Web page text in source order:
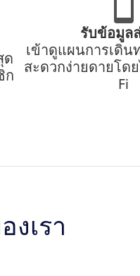
ด
ก
รับข้อมูล
เข้าดูแผนการเดิ
สะดวกง่ายดายโด
Fi
เรา